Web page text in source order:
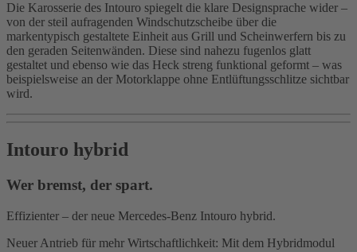
Die Karosserie des Intouro spiegelt die klare Designsprache wider –
von der steil aufragenden Windschutzscheibe über die
markentypisch gestaltete Einheit aus Grill und Scheinwerfern bis zu
den geraden Seitenwänden. Diese sind nahezu fugenlos glatt
gestaltet und ebenso wie das Heck streng funktional geformt – was
beispielsweise an der Motorklappe ohne Entlüftungsschlitze sichtbar
wird.
Intouro hybrid
Wer bremst, der spart.
Effizienter – der neue Mercedes-Benz Intouro hybrid.
Neuer Antrieb für mehr Wirtschaftlichkeit: Mit dem Hybridmodul